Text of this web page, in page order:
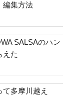
編集方法
SALSAのハン
えた
多摩川越え